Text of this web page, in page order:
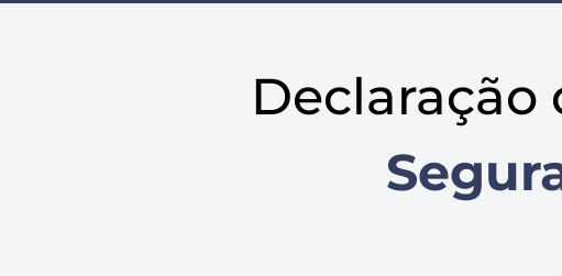
Declaração